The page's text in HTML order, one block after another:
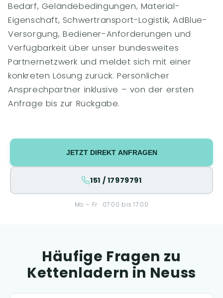
Bedarf, Geländebedingungen, Material-
Eigenschaft, Schwertransport-Logistik, AdBlue-
Versorgung, Bediener-Anforderungen und
Verfügbarkeit über unser bundesweites
Partnernetzwerk und meldet sich mit einer
konkreten Lösung zurück. Persönlicher
Ansprechpartner inklusive – von der ersten
Anfrage bis zur Rückgabe.
JETZT DIREKT ANFRAGEN
151 / 17979791
Mo – Fr · 07:00 bis 17:00
Häufige Fragen zu
Kettenladern in Neuss